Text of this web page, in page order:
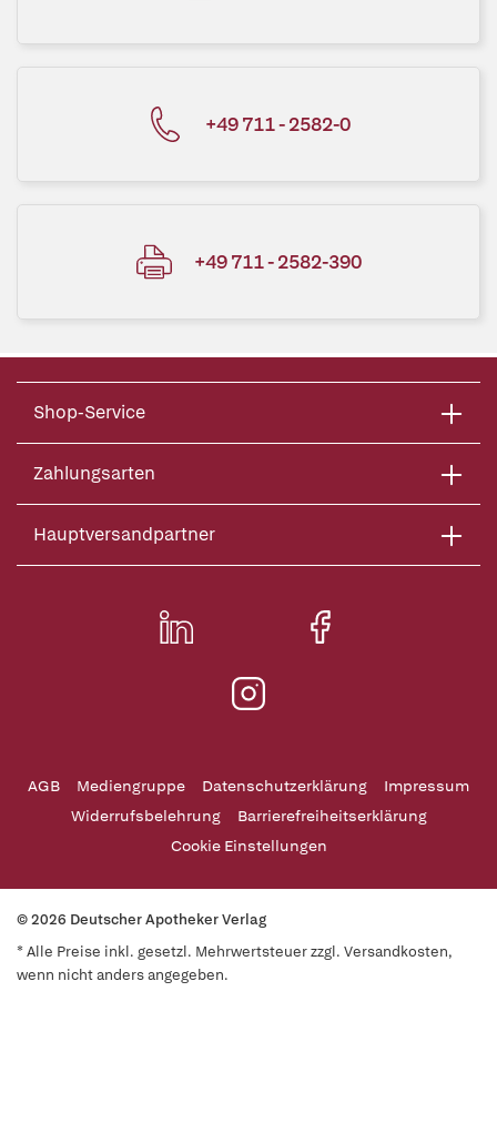
+49 711 - 2582-0
+49 711 - 2582-390
Shop-Service
Zahlungsarten
Hauptversandpartner
AGB Mediengruppe Datenschutzerklärung
Impressum
Widerrufsbelehrung
Barrierefreiheitserklärung
Cookie Einstellungen
© 2026 Deutscher Apotheker Verlag
* Alle Preise inkl. gesetzl. Mehrwertsteuer zzgl. Versandkosten,
wenn nicht anders angegeben.